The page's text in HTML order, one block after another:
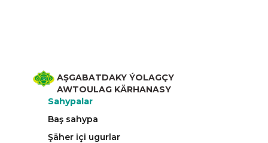
AŞGABATDAKY ÝOLAGÇY
AWTOULAG KÄRHANASY
Sahypalar
Baş sahypa
Şäher içi ugurlar